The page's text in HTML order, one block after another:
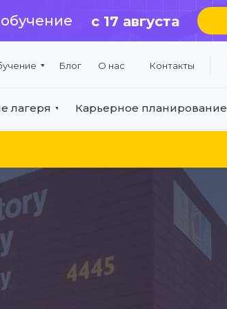
с 17 августа
О нас Контакты
лагеря Карьерное планирование
Блог